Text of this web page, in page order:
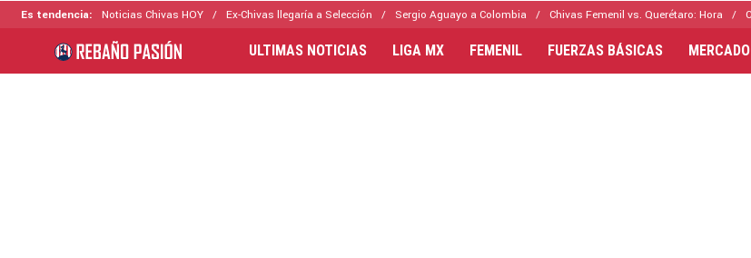
Es tendencia: Noticias Chivas HOY Ex-Chivas llegaría a Selección Sergio Aguayo a Colombia Chivas Femenil vs. Querétaro: Hora
ULTIMAS NOTICIAS LIGA MX FEMENIL FUERZAS BÁSICAS